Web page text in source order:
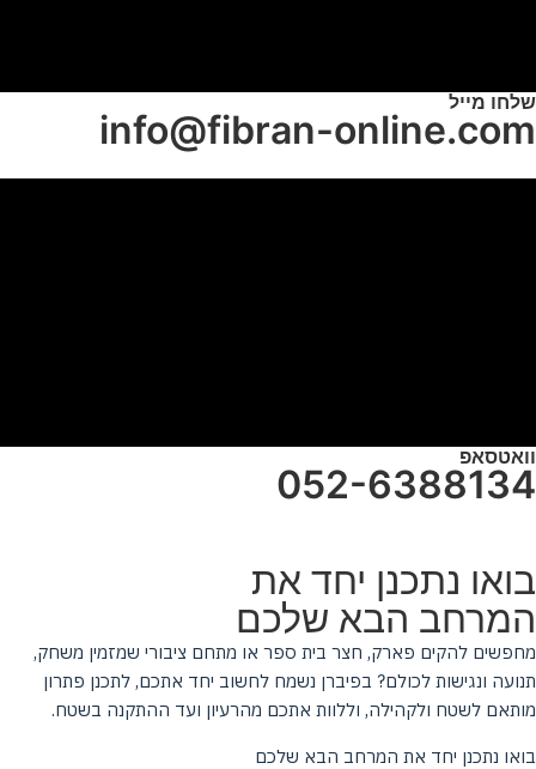
שלחו מייל
info@fibran-online.com
וואטסאפ
052-6388134
בואו נתכנן יחד את
המרחב הבא שלכם
מחפשים להקים פארק, חצר בית ספר או מתחם ציבורי שמזמין משחק,
תנועה ונגישות לכולם? בפיברן נשמח לחשוב יחד אתכם, לתכנן פתרון
מותאם לשטח ולקהילה, וללוות אתכם מהרעיון ועד ההתקנה בשטח.
בואו נתכנן יחד את המרחב הבא שלכם